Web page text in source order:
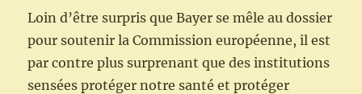
Loin d’être surpris que Bayer se mêle au dossier
pour soutenir la Commission européenne, il est
par contre plus surprenant que des institutions
sensées protéger notre santé et protéger